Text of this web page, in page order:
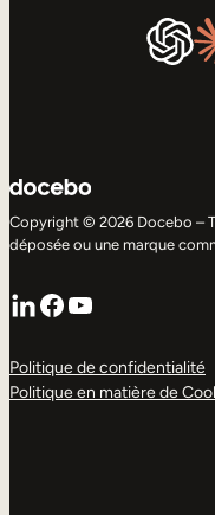
Copyright © 2026 Docebo –
déposée ou une marque
LinkedIn
Facebook
YouTube
Politique de confidentialité
Politique en matière de